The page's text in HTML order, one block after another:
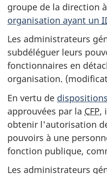
groupe de la direction à
organisation ayant un
Les administrateurs
subdéléguer leurs
fonctionnaires en
organisation.
En vertu de
approuvées par la CFP,
obtenir l'autorisation
pouvoirs à une
fonction publique,
Les administrateurs